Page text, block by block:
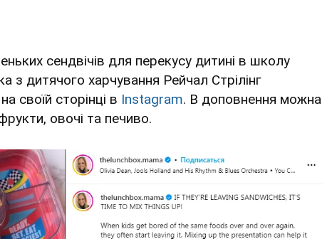
сендвічів для перекусу дитині в школу
з дитячого харчування Рейчал Стрілінг
своїй сторінці в Instagram. В доповнення можна
овочі та печиво.